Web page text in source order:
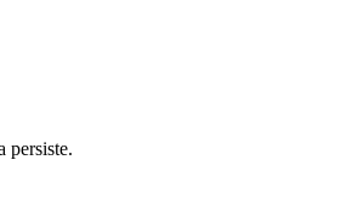
persiste.